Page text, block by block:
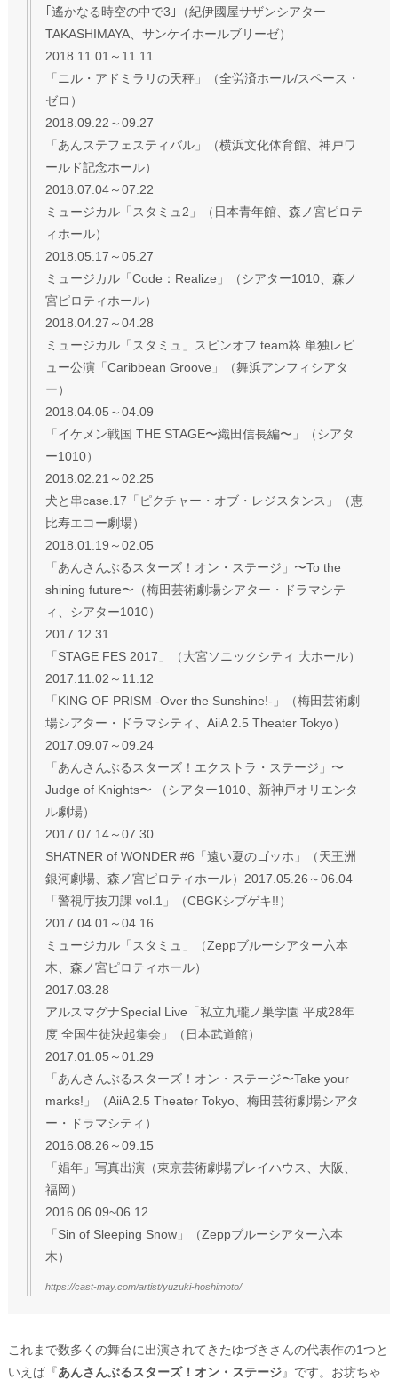
｢遙かなる時空の中で3｣（紀伊國屋サザンシアター
TAKASHIMAYA、サンケイホールブリーゼ）
2018.11.01～11.11
「ニル・アドミラリの天秤」（全労済ホール/スペース・
ゼロ）
2018.09.22～09.27
「あんステフェスティバル」（横浜文化体育館、神戸ワ
ールド記念ホール）
2018.07.04～07.22
ミュージカル「スタミュ2」（日本青年館、森ノ宮ピロテ
ィホール）
2018.05.17～05.27
ミュージカル「Code：Realize」（シアター1010、森ノ
宮ピロティホール）
2018.04.27～04.28
ミュージカル「スタミュ」スピンオフ team柊 単独レビ
ュー公演「Caribbean Groove」（舞浜アンフィシアタ
ー）
2018.04.05～04.09
「イケメン戦国 THE STAGE〜織田信長編〜」（シアタ
ー1010）
2018.02.21～02.25
犬と串case.17「ピクチャー・オブ・レジスタンス」（恵
比寿エコー劇場）
2018.01.19～02.05
「あんさんぶるスターズ！オン・ステージ」〜To the
shining future〜（梅田芸術劇場シアター・ドラマシテ
ィ、シアター1010）
2017.12.31
「STAGE FES 2017」（大宮ソニックシティ 大ホール）
2017.11.02～11.12
「KING OF PRISM -Over the Sunshine!-」（梅田芸術劇
場シアター・ドラマシティ、AiiA 2.5 Theater Tokyo）
2017.09.07～09.24
「あんさんぶるスターズ！エクストラ・ステージ」〜
Judge of Knights〜 （シアター1010、新神戸オリエンタ
ル劇場）
2017.07.14～07.30
SHATNER of WONDER #6「遠い夏のゴッホ」（天王洲
銀河劇場、森ノ宮ピロティホール）2017.05.26～06.04
「警視庁抜刀課 vol.1」（CBGKシブゲキ!!）
2017.04.01～04.16
ミュージカル「スタミュ」（Zeppブルーシアター六本
木、森ノ宮ピロティホール）
2017.03.28
アルスマグナSpecial Live「私立九瓏ノ巣学園 平成28年
度 全国生徒決起集会」（日本武道館）
2017.01.05～01.29
「あんさんぶるスターズ！オン・ステージ〜Take your
marks!」（AiiA 2.5 Theater Tokyo、梅田芸術劇場シアタ
ー・ドラマシティ）
2016.08.26～09.15
「娼年」写真出演（東京芸術劇場プレイハウス、大阪、
福岡）
2016.06.09~06.12
「Sin of Sleeping Snow」（Zeppブルーシアター六本
木）
https://cast-may.com/artist/yuzuki-hoshimoto/
これまで数多くの舞台に出演されてきたゆづきさんの代表作の1つと
いえば『あんさんぶるスターズ！オン・ステージ』です。お坊ちゃ